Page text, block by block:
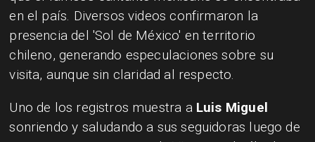
en el país. Diversos videos confirmaron la
presencia del 'Sol de México' en territorio
chileno, generando especulaciones sobre su
visita, aunque sin claridad al respecto.
Uno de los registros muestra a Luis Miguel
sonriendo y saludando a sus seguidoras luego de